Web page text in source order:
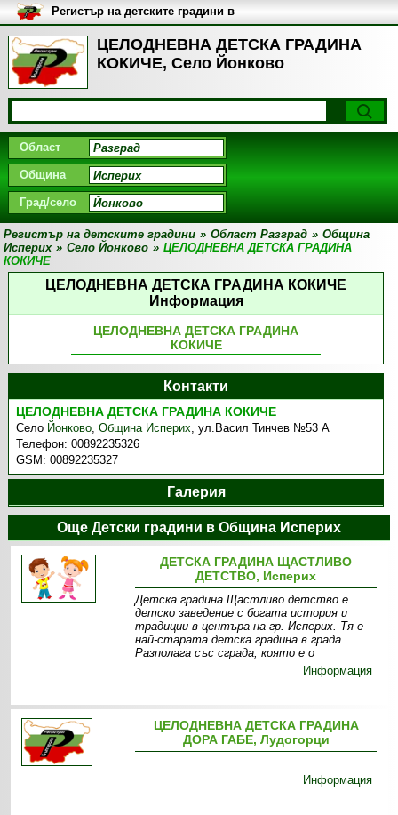
ЦЕЛОДНЕВНА ДЕТСКА ГРАДИНА
КОКИЧЕ, Село Йонково
Регистър на детските градини в
България
Област
Община
Град/село
Регистър на детските градини » Област Разград » Община
Исперих » Село Йонково » ЦЕЛОДНЕВНА ДЕТСКА ГРАДИНА
КОКИЧЕ
ЦЕЛОДНЕВНА ДЕТСКА ГРАДИНА КОКИЧЕ
Информация
ЦЕЛОДНЕВНА ДЕТСКА ГРАДИНА
КОКИЧЕ
Контакти
ЦЕЛОДНЕВНА ДЕТСКА ГРАДИНА КОКИЧЕ
Село Йонково,Община Исперих,ул.Васил Тинчев №53 А
Телефон:00892235326
GSM:00892235327
Галерия
Още Детски градини в Община Исперих
ДЕТСКА ГРАДИНА ЩАСТЛИВО
ДЕТСТВО, Исперих
Детска градина Щастливо детство е
детско заведение с богата история и
традиции в центъра на гр. Исперих. Тя е
най-старата детска градина в града.
Разполага със сграда, която е о
Информация
ЦЕЛОДНЕВНА ДЕТСКА ГРАДИНА
ДОРА ГАБЕ, Лудогорци
Информация